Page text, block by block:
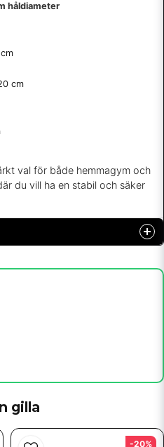
håldiameter
cm
val för både hemmagym och
du vill ha en stabil och säker
produkten...
gilla
-20%